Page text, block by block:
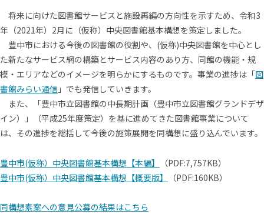
将来に向けた図書館サービスと施設再編の方向性を示すため、令和3
年（2021年）2月に（仮称）中央図書館基本構想を策定しました。
豊中市における今後の図書館の役割や、(仮称)中央図書館を中心とし
た新たなサービス網の構築とサービス内容のあり方、同館の機能・規
模・エリアなどのイメージを明らかにするものです。事業の進捗は「図
書館みらい通信 」でも発信していきます。
また、「豊中市立図書館の中長期計画（豊中市立図書館グランドデザ
イン）」（平成25年度策定）を基に進めてきた図書館事業について
は、その進捗を総括して今後の施策展開を同構想に盛り込んでいます。
豊中市(仮称）中央図書館基本構想【本編】
（PDF:7,757KB）
豊中市(仮称）中央図書館基本構想【概要版】
（PDF:160KB）
同構想素案への意見公募の結果はこちら